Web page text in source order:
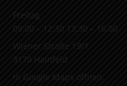
Freitag
09:00 – 12:30 13:30 – 16:00
Wiener Straße 19/1
3170 Hainfeld
In Google Maps öffnen.